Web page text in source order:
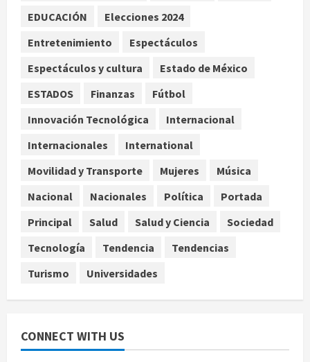
Brandon Clarke por consumo de
heroína y cocaína
4
Estados Unidos reanuda
aguacate desde México
agosto 8, 2026
Rolex al equipo de Junior H en el
AICM
EDUCACIÓN
Elecciones 2024
Entretenimiento
Espectáculos
Espectáculos y cultura
Estado de México
ESTADOS
Finanzas
Fútbol
Innovación Tecnológica
Internacional
Internacionales
International
Movilidad y Transporte
Mujeres
Música
Nacional
Nacionales Política
Portada
Principal
Salud Salud y Ciencia
Sociedad
Tecnología
Tendencia
Tendencias
Turismo
Universidades
CONNECT WITH US